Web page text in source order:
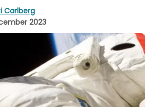
Carlberg
2023